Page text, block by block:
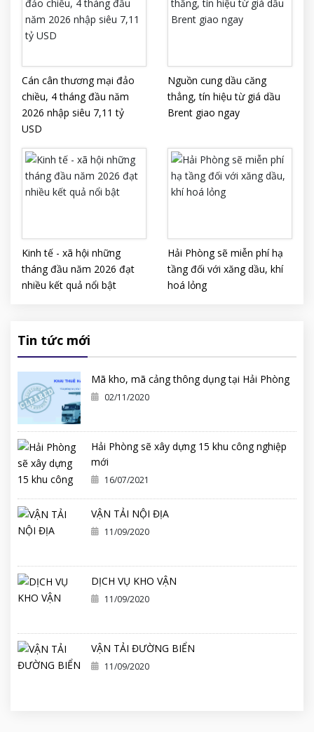
Cán cân thương mại đảo
chiều, 4 tháng đầu năm
2026 nhập siêu 7,11 tỷ
USD
Nguồn cung dầu căng
thẳng, tín hiệu từ giá dầu
Brent giao ngay
Kinh tế - xã hội những
tháng đầu năm 2026 đạt
nhiều kết quả nổi bật
Hải Phòng sẽ miễn phí hạ
tầng đối với xăng dầu, khí
hoá lỏng
Tin tức mới
Mã kho, mã cảng thông dụng tại Hải Phòng
02/11/2020
Hải Phòng sẽ xây dựng 15 khu công nghiệp
mới
16/07/2021
VẬN TẢI NỘI ĐỊA
11/09/2020
DỊCH VỤ KHO VẬN
11/09/2020
VẬN TẢI ĐƯỜNG BIỂN
11/09/2020